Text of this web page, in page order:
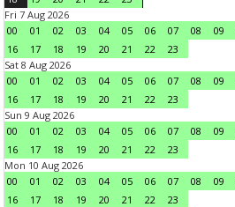
Fri 7 Aug 2026
00
01 02 03 04 05 06 07 08 09
16
17 18 19 20 21 22
23
Sat 8 Aug 2026
00
01 02 03 04 05 06 07 08 09
16
17 18 19 20 21 22
23
Sun 9 Aug 2026
00
01 02 03 04 05 06 07 08 09
16
17 18 19 20 21 22
23
Mon 10 Aug 2026
00
01 02 03 04 05 06 07 08 09
16
17 18 19 20 21 22
23